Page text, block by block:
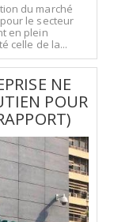
du marché
le secteur
en plein
celle de la...
NE
POUR